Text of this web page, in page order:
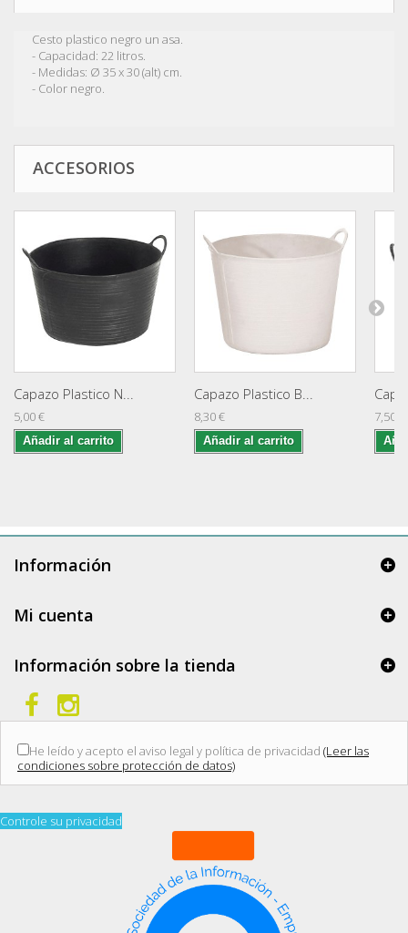
Cesto plastico negro un asa.
- Capacidad: 22 litros.
- Medidas: Ø 35 x 30 (alt) cm.
- Color negro.
ACCESORIOS
Capazo Plastico N...
5,00 €
Añadir al carrito
Capazo Plastico B...
8,30 €
Añadir al carrito
7,50 €
Información
Mi cuenta
Información sobre la tienda
He leído y acepto el aviso legal y política de privacidad (Leer las
condiciones sobre protección de datos)
Controle su privacidad